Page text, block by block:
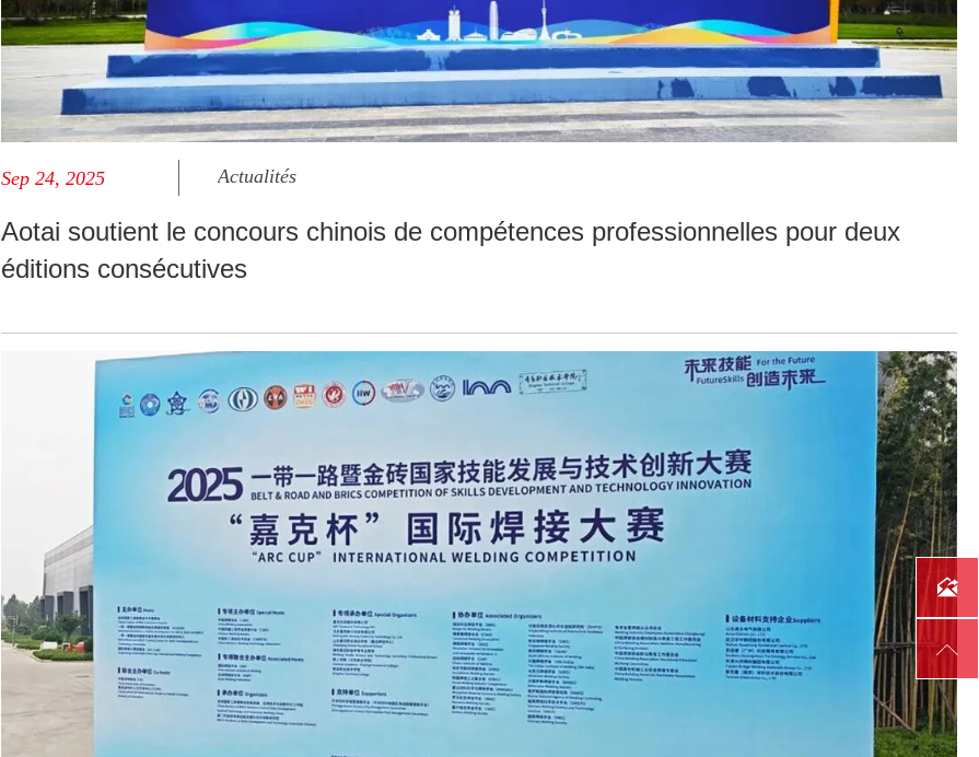
Sep 24, 2025 Actualités
Aotai soutient le concours chinois de compétences professionnelles pour deux
éditions consécutives

